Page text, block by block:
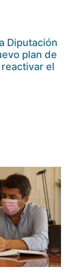
Diputación
plan de
el